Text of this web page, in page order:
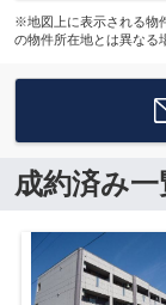
※地図上に表示される物
の物件所在地とは異なる
成約済み一